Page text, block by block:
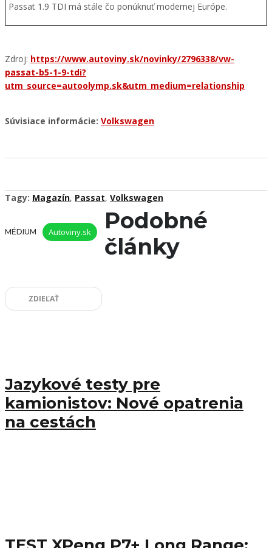
Passat 1.9 TDI má stále čo ponúknuť modernej Európe.
Zdroj: https://www.autoviny.sk/novinky/2796338/vw-
passat-b5-1-9-tdi?
utm_source=autoolymp.sk&utm_medium=relationship
Súvisiace informácie: Volkswagen
Tagy: Magazín, Passat, Volkswagen
MÉDIUM Autoviny.sk
ZDIEĽAŤ
Podobné
články
Jazykové testy pre
kamionistov: Nové opatrenia
na cestách